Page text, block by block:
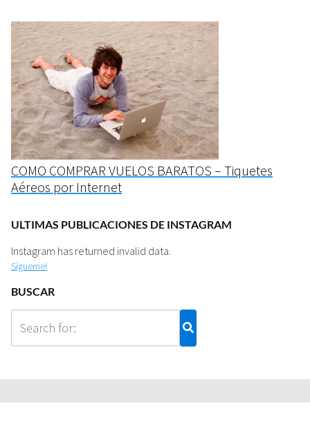
COMO COMPRAR VUELOS BARATOS – Tiquetes
Aéreos por Internet
ULTIMAS PUBLICACIONES DE INSTAGRAM
Instagram has returned invalid data.
Sígueme!
BUSCAR